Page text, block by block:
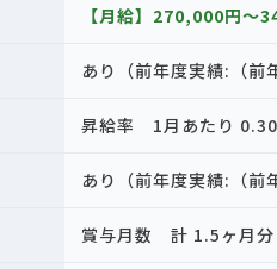
【月給】270,000円〜
あり（前年度実績:（前
昇給率 1月あたり 0.30
あり（前年度実績:（前
賞与月数 計 1.5ヶ月分